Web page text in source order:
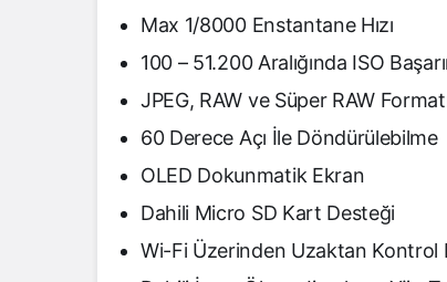
Max 1/8000 Enstantane Hızı
100 – 51.200 Aralığında ISO
JPEG, RAW ve Süper RAW
60 Derece Açı İle Döndürülebilme
OLED Dokunmatik Ekran
Dahili Micro SD Kart Desteği
Wi-Fi Üzerinden Uzaktan Kontrol